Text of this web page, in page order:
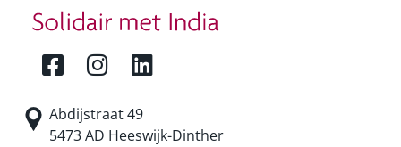
Abdijstraat 49
5473 AD Heeswijk-Dinther